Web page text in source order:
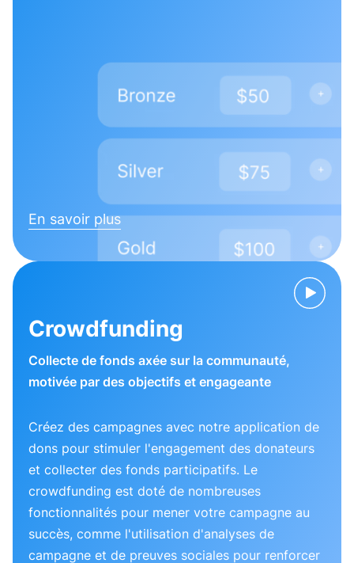
En savoir plus
Crowdfunding
Collecte de fonds axée sur la communauté,
motivée par des objectifs et engageante
Créez des campagnes avec notre application de
dons pour stimuler l'engagement des donateurs
et collecter des fonds participatifs. Le
crowdfunding est doté de nombreuses
fonctionnalités pour mener votre campagne au
succès, comme l'utilisation d'analyses de
campagne et de preuves sociales pour renforcer